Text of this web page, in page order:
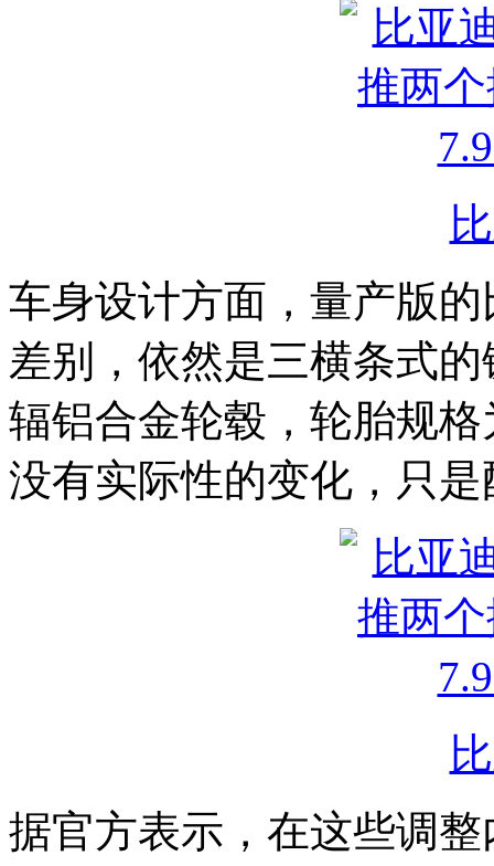
车身设计方面，量产版
差别，依然是三横条式
辐铝合金轮毂，轮胎规
没有实际性的变化，只
据官方表示，在这些调